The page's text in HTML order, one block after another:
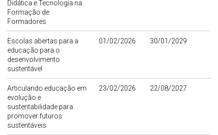
Didática e Tecnologia na
Formação de
Formadores
Escolas abertas para a
educação para o
desenvolvimento
sustentável
01/02/2026 30/01/2029
Articulando educação em
evolução e
sustentabilidade para
promover futuros
sustentáveis
23/02/2026 22/08/2027